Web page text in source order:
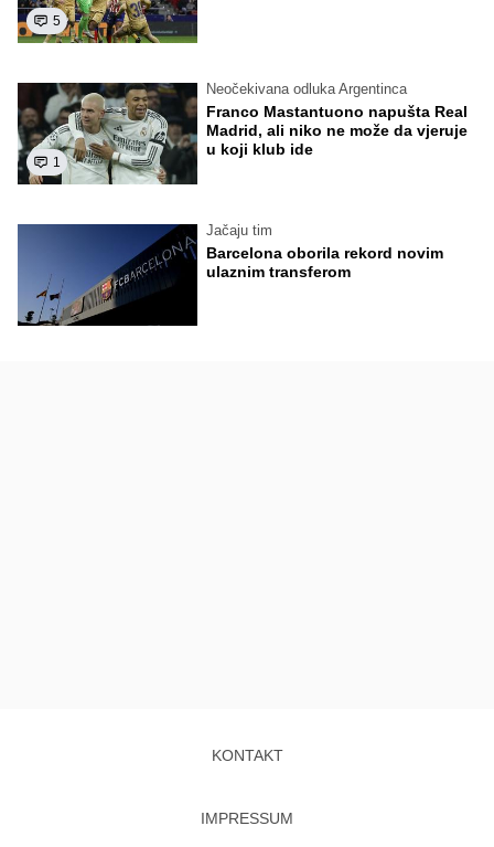
5
1
Neočekivana odluka Argentinca
Franco Mastantuono napušta Real
Madrid, ali niko ne može da vjeruje
u koji klub ide
Jačaju tim
Barcelona oborila rekord novim
ulaznim transferom
KONTAKT
IMPRESSUM